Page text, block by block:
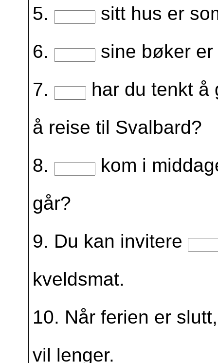
5.
sitt hus er
6.
sine bøker er
7.
har du tenkt å
å reise til Svalbard?
8.
kom i
går?
9. Du kan invitere
kveldsmat.
10. Når ferien er
vil lenger.